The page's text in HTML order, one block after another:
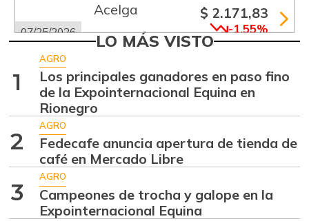
Acelga
07/25/2026
$ 2.171,83
-1,55%
Aguacate común
07/25/2026 +6,24%
Aguacate hass
07/25/2026
$ 7.289,10
-2,98%
Aguacate
papelillo
07/25/2026
Ahuyama $ 1.634,56
LO MÁS VISTO
1
AGRO
Los principales ganadores en paso fino
de la Expointernacional Equina en
Rionegro
2
AGRO
Fedecafe anuncia apertura de tienda de
café en Mercado Libre
3
AGRO
Campeones de trocha y galope en la
Expointernacional Equina